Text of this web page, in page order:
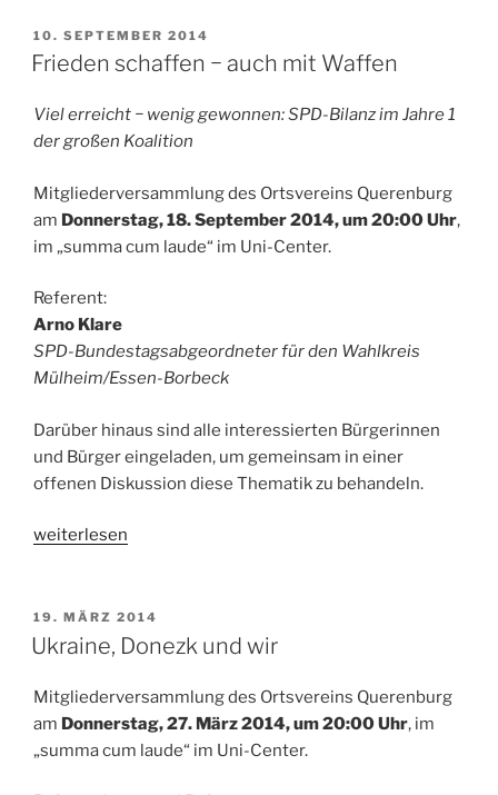
vor
Arbeit
schlau“
VERÖFFENTLICHT
AM
10. SEPTEMBER 2014
Frieden schaffen − auch mit Waffen
Viel erreicht − wenig gewonnen: SPD-Bilanz im Jahre 1
der großen Koalition
Mitgliederversammlung des Ortsvereins Querenburg
am Donnerstag, 18. September 2014, um 20:00 Uhr,
im „summa cum laude“ im Uni-Center.
Referent:
Arno Klare
SPD-Bundestagsabgeordneter für den Wahlkreis
Mülheim/Essen-Borbeck
Darüber hinaus sind alle interessierten Bürgerinnen
und Bürger eingeladen, um gemeinsam in einer
offenen Diskussion diese Thematik zu behandeln.
„Frieden
auch
mit
weiterlesen
VERÖFFENTLICHT
AM
19. MÄRZ 2014
Ukraine, Donezk und wir
Mitgliederversammlung des Ortsvereins Querenburg
am Donnerstag, 27. März 2014, um 20:00 Uhr, im
„summa cum laude“ im Uni-Center.